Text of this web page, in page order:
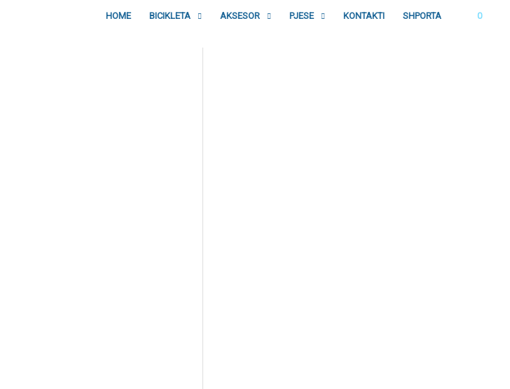
HOME BICIKLETA AKSESOR PJESE KONTAKTI SHPORTA 0